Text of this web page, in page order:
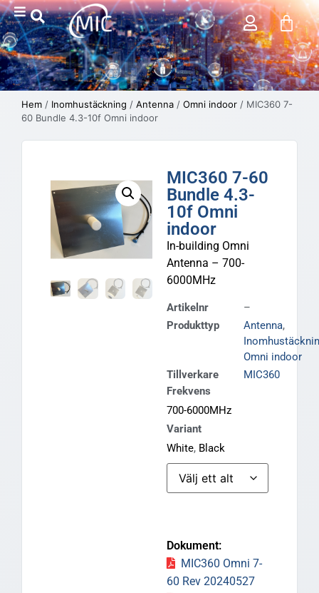
Hem / Inomhustäckning / Antenna / Omni indoor / MIC360 7-
60 Bundle 4.3-10f Omni indoor
MIC360 7-60
Bundle 4.3-
10f Omni
indoor
In-building Omni
Antenna – 700-
6000MHz
Artikelnr
–
Produkttyp
Antenna,
Omni indoor
Tillverkare
MIC360
Frekvens
700-6000MHz
Variant
White, Black
MIC360 Omni 7-
60 Rev 20240527